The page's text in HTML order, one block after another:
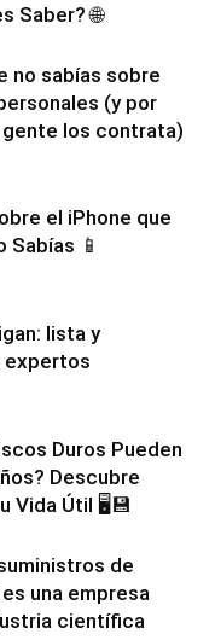
Saber? 🌐
no sabías sobre
(y por
gente los contrata)
el iPhone que
📱
lista y
expertos
Duros Pueden
Descubre
Vida Útil 🖥️💾
de
una empresa
científica